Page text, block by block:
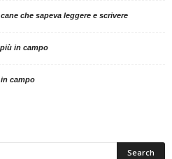
che sapeva leggere e scrivere
in campo
campo